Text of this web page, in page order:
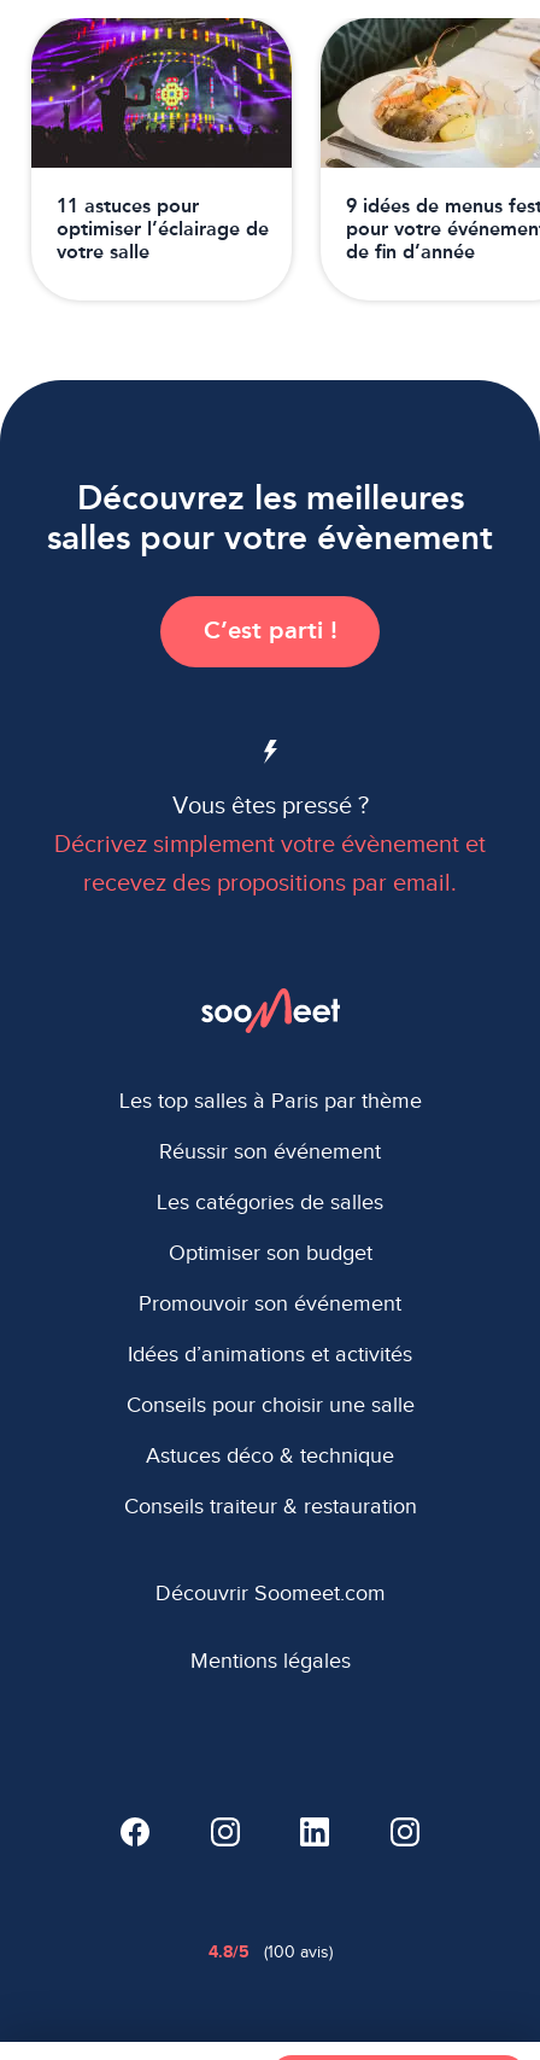
11 astuces pour
optimiser l’éclairage de
votre salle
9 idées de menus
pour votre
de fin d’année
Découvrez les meilleures
salles pour votre évènement
C’est parti !
Vous êtes pressé ?
Décrivez simplement votre évènement et
recevez des propositions par email.
Les top salles à Paris par thème
Réussir son événement
Les catégories de salles
Optimiser son budget
Promouvoir son événement
Idées d’animations et activités
Conseils pour choisir une salle
Astuces déco & technique
Conseils traiteur & restauration
Découvrir Soomeet.com
Mentions légales
4.8/5 (100 avis)
Copyright © 2026 Soomeet